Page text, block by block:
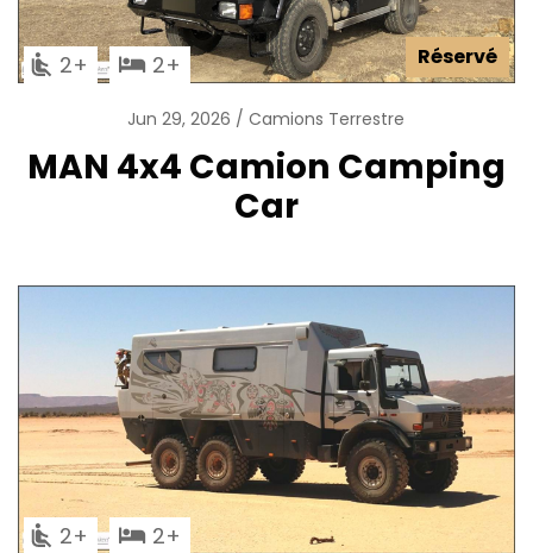
Réservé
2 2
Jun 29, 2026 Camions Terrestre
MAN 4x4 Camion Camping
Car
2 2